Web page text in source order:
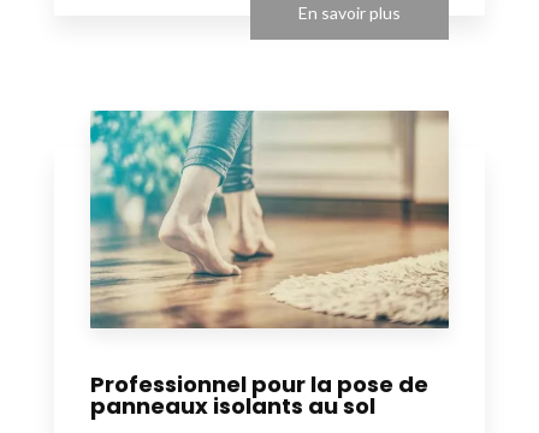
En savoir plus
Professionnel pour la pose de
panneaux isolants au sol